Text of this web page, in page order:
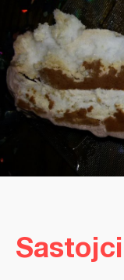
Sastojci